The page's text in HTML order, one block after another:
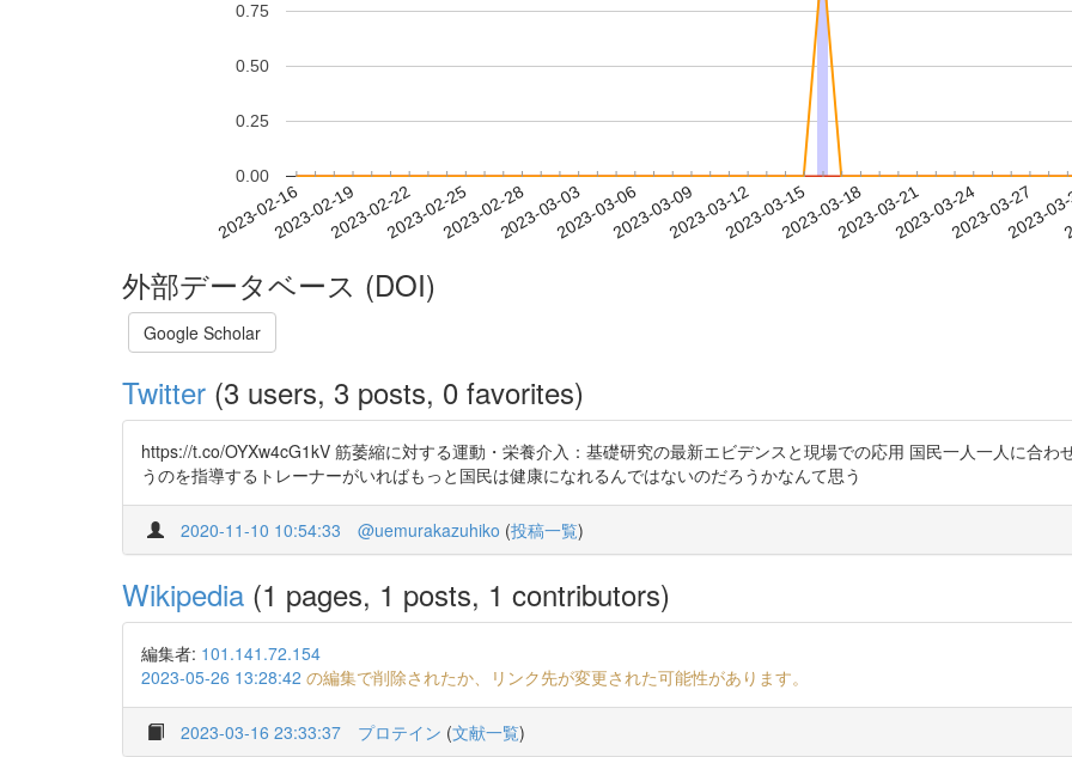
2023-02-162023-02-192023-02-222023-02-252023-02-282023-03-032023-03-062023-03-092023-03-122023-03-152023-03-182023-03-212023-03-242023-03-27
2023-
0.00
0.25
0.50
0.75
外部データベース (DOI)
Google Scholar
Twitter (3 users, 3 posts, 0 favorites)
https://t.co/OYXw4cG1kV 筋萎縮に対する運動・栄養介入：基礎研究の最新エビデンスと現場での応用 国民一人一人に合
うのを指導するトレーナーがいればもっと国民は健康になれるんではないのだろうかなんて思う
2020-11-10 10:54:33 @uemurakazuhiko (投稿一覧)
Wikipedia (1 pages, 1 posts, 1 contributors)
編集者: 101.141.72.154
2023-05-26 13:28:42 の編集で削除されたか、リンク先が変更された可能性があります。
2023-03-16 23:33:37 プロテイン (文献一覧)